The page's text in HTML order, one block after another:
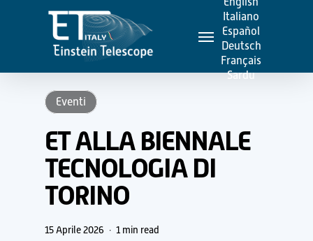
content
Menu
Italiano
Español
Deutsch
Français
Sardu
Eventi
ET ALLA BIENNALE
TECNOLOGIA DI
TORINO
15 Aprile 2026 1 min read